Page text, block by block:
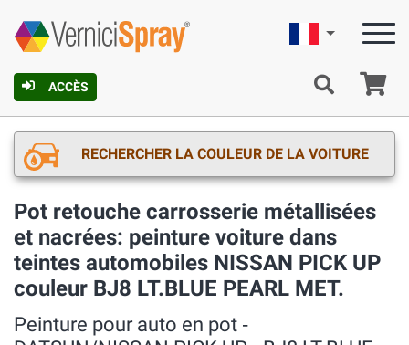
ACCÈS
Française
RECHERCHER LA COULEUR DE LA VOITURE
Pot retouche carrosserie métallisées
et nacrées: peinture voiture dans
teintes automobiles NISSAN PICK UP
couleur BJ8 LT.BLUE PEARL MET.
Peinture pour auto en pot ‐